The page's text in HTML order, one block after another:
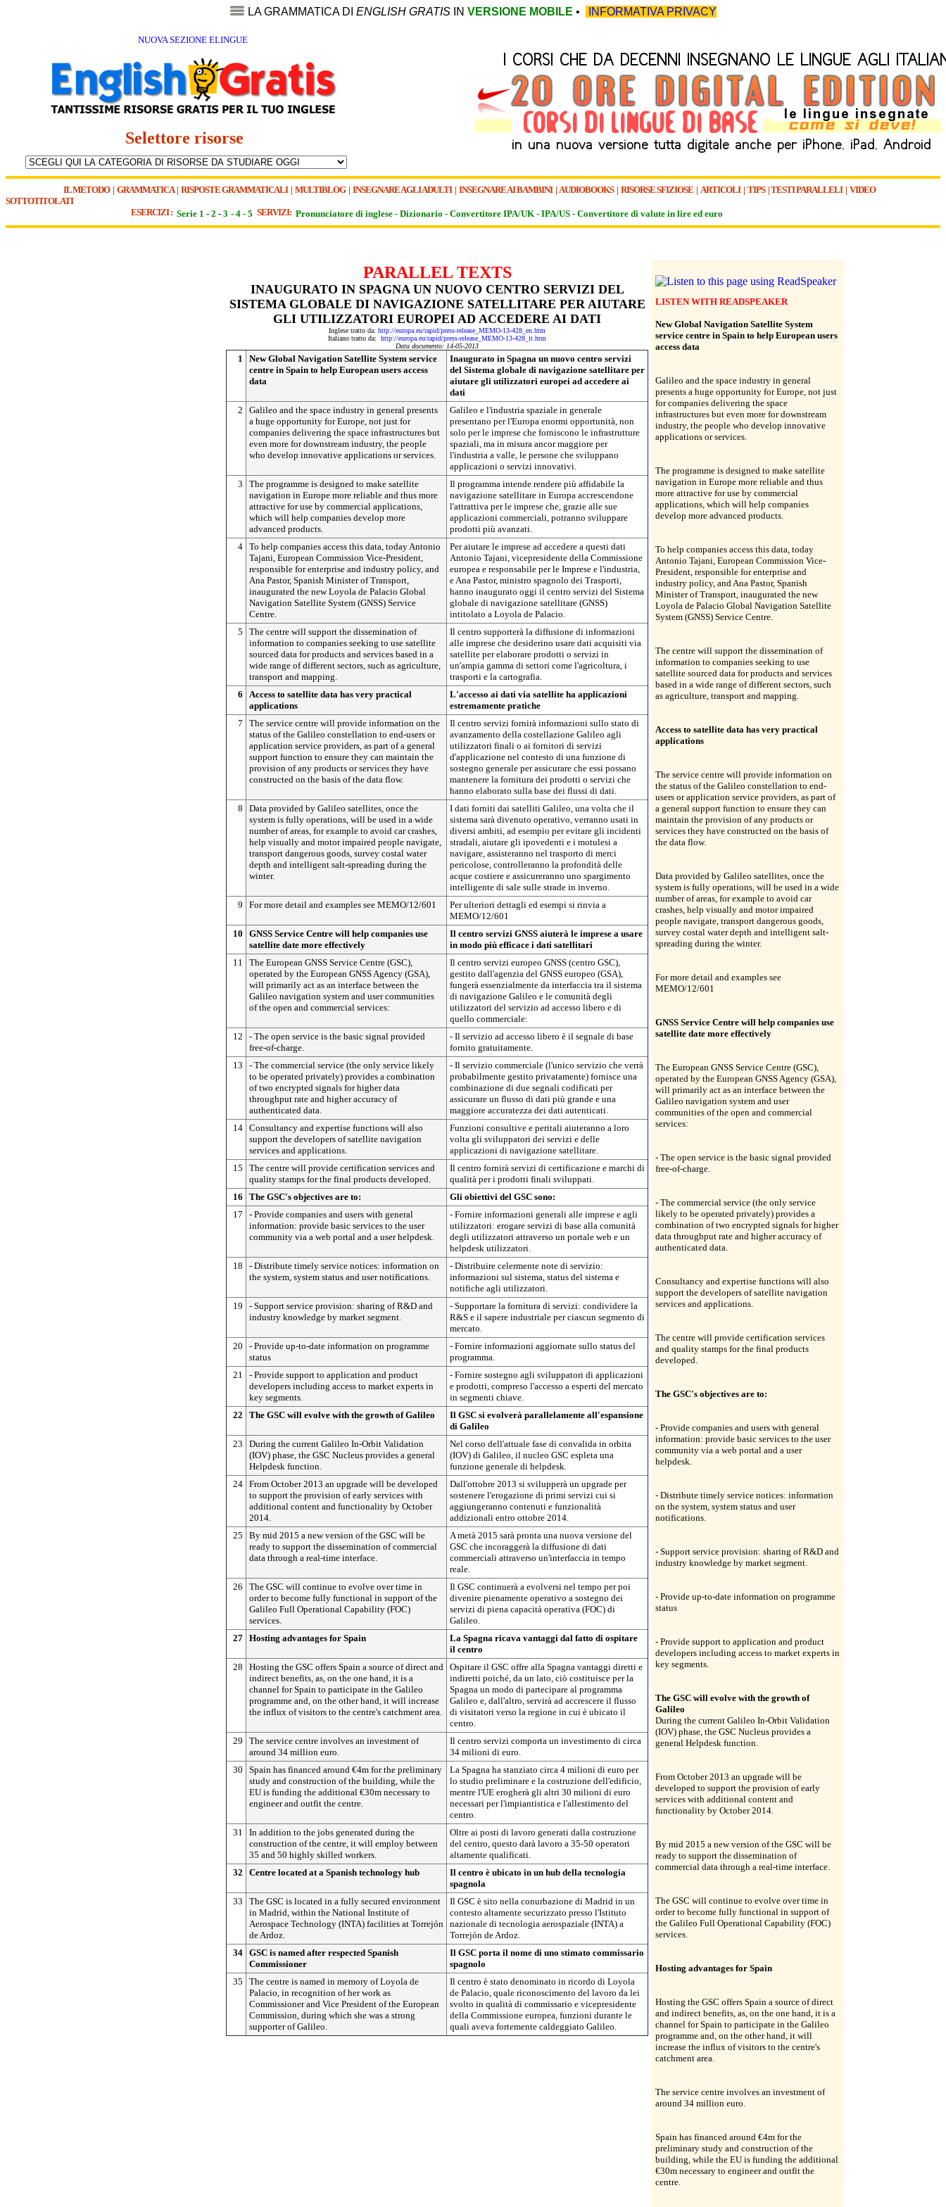
LA GRAMMATICA DI ENGLISH GRATIS IN VERSIONE MOBILE • INFORMATIVA PRIVACY
NUOVA SEZIONE ELINGUE
Selettore risorse
IL METODO| GRAMMATICA| RISPOSTE GRAMMATICALI| MULTIBLOG| INSEGNARE AGLI ADULTI | INSEGNARE AI BAMBINI| AUDIOBOOKS| RISORSE SFIZIOSE | ARTICOLI| TIPS|TESTI PARALLELI| VIDEO
SOTTOTITOLATI
ESERCIZI : Serie 1 - 2 - 3 - 4 - 5 SERVIZI: Pronunciatore di inglese - Dizionario - Convertitore IPA/UK - IPA/US - Convertitore di valute in lire ed euro
PARALLEL TEXTS
INAUGURATO IN SPAGNA UN NUOVO CENTRO SERVIZI DEL
SISTEMA GLOBALE DI NAVIGAZIONE SATELLITARE PER AIUTARE
GLI UTILIZZATORI EUROPEI AD ACCEDERE AI DATI
Inglese tratto da: http://europa.eu/rapid/press-release_MEMO-13-428_en.htm
Italiano tratto da: http://europa.eu/rapid/press-release_MEMO-13-428_it.htm
Data documento: 14-05-2013
1
New Global Navigation Satellite System service
centre in Spain to help European users access
data
Inaugurato in Spagna un nuovo centro servizi
del Sistema globale di navigazione satellitare per
aiutare gli utilizzatori europei ad accedere ai
dati
2
Galileo and the space industry in general presents
a huge opportunity for Europe, not just for
companies delivering the space infrastructures but
even more for downstream industry, the people
who develop innovative applications or services.
Galileo e l'industria spaziale in generale
presentano per l'Europa enormi opportunità, non
solo per le imprese che forniscono le infrastrutture
spaziali, ma in misura ancor maggiore per
l'industria a valle, le persone che sviluppano
applicazioni o servizi innovativi.
3
The programme is designed to make satellite
navigation in Europe more reliable and thus more
attractive for use by commercial applications,
which will help companies develop more
advanced products.
Il programma intende rendere più affidabile la
navigazione satellitare in Europa accrescendone
l'attrattiva per le imprese che, grazie alle sue
applicazioni commerciali, potranno sviluppare
prodotti più avanzati.
4 To help companies access this data, today Antonio
Tajani, European Commission Vice-President,
responsible for enterprise and industry policy, and
Ana Pastor, Spanish Minister of Transport,
inaugurated the new Loyola de Palacio Global
Navigation Satellite System (GNSS) Service
Centre.
Per aiutare le imprese ad accedere a questi dati
Antonio Tajani, vicepresidente della Commissione
europea e responsabile per le Imprese e l'industria,
e Ana Pastor, ministro spagnolo dei Trasporti,
hanno inaugurato oggi il centro servizi del Sistema
globale di navigazione satellitare (GNSS)
intitolato a Loyola de Palacio.
5
The centre will support the dissemination of
information to companies seeking to use satellite
sourced data for products and services based in a
wide range of different sectors, such as agriculture,
transport and mapping.
Il centro supporterà la diffusione di informazioni
alle imprese che desiderino usare dati acquisiti via
satellite per elaborare prodotti o servizi in
un'ampia gamma di settori come l'agricoltura, i
trasporti e la cartografia.
6
Access to satellite data has very practical
applications
L'accesso ai dati via satellite ha applicazioni
estremamente pratiche
7
The service centre will provide information on the
status of the Galileo constellation to end-users or
application service providers, as part of a general
support function to ensure they can maintain the
provision of any products or services they have
constructed on the basis of the data flow.
Il centro servizi fornirà informazioni sullo stato di
avanzamento della costellazione Galileo agli
utilizzatori finali o ai fornitori di servizi
d'applicazione nel contesto di una funzione di
sostegno generale per assicurare che essi possano
mantenere la fornitura dei prodotti o servizi che
hanno elaborato sulla base dei flussi di dati.
8
Data provided by Galileo satellites, once the
system is fully operations, will be used in a wide
number of areas, for example to avoid car crashes,
help visually and motor impaired people navigate,
transport dangerous goods, survey costal water
depth and intelligent salt-spreading during the
winter.
I dati forniti dai satelliti Galileo, una volta che il
sistema sarà divenuto operativo, verranno usati in
diversi ambiti, ad esempio per evitare gli incidenti
stradali, aiutare gli ipovedenti e i motulesi a
navigare, assisteranno nel trasporto di merci
pericolose, controlleranno la profondità delle
acque costiere e assicureranno uno spargimento
intelligente di sale sulle strade in inverno.
9
For more detail and examples see MEMO/12/601
Per ulteriori dettagli ed esempi si rinvia a
MEMO/12/601
10
GNSS Service Centre will help companies use
satellite date more effectively
Il centro servizi GNSS aiuterà le imprese a usare
in modo più efficace i dati satellitari
11
The European GNSS Service Centre (GSC),
operated by the European GNSS Agency (GSA),
will primarily act as an interface between the
Galileo navigation system and user communities
of the open and commercial services:
Il centro servizi europeo GNSS (centro GSC),
gestito dall'agenzia del GNSS europeo (GSA),
fungerà essenzialmente da interfaccia tra il sistema
di navigazione Galileo e le comunità degli
utilizzatori del servizio ad accesso libero e di
quello commerciale:
12
- The open service is the basic signal provided
free-of-charge.
- Il servizio ad accesso libero è il segnale di base
fornito gratuitamente.
13
- The commercial service (the only service likely
to be operated privately) provides a combination
of two encrypted signals for higher data
throughput rate and higher accuracy of
authenticated data.
- Il servizio commerciale (l'unico servizio che verrà
probabilmente gestito privatamente) fornisce una
combinazione di due segnali codificati per
assicurare un flusso di dati più grande e una
maggiore accuratezza dei dati autenticati.
14 Consultancy and expertise functions will also
support the developers of satellite navigation
services and applications.
Funzioni consultive e peritali aiuteranno a loro
volta gli sviluppatori dei servizi e delle
applicazioni di navigazione satellitare.
15
The centre will provide certification services and
quality stamps for the final products developed.
Il centro fornirà servizi di certificazione e marchi di
qualità per i prodotti finali sviluppati.
16
The GSC's objectives are to:
Gli obiettivi del GSC sono:
17
- Provide companies and users with general
information: provide basic services to the user
community via a web portal and a user helpdesk.
- Fornire informazioni generali alle imprese e agli
utilizzatori: erogare servizi di base alla comunità
degli utilizzatori attraverso un portale web e un
helpdesk utilizzatori.
18
- Distribute timely service notices: information on
the system, system status and user notifications.
- Distribuire celermente note di servizio:
informazioni sul sistema, status del sistema e
notifiche agli utilizzatori.
19
- Support service provision: sharing of R&D and
industry knowledge by market segment.
- Supportare la fornitura di servizi: condividere la
R&S e il sapere industriale per ciascun segmento di
mercato.
20
- Provide up-to-date information on programme
status
- Fornire informazioni aggiornate sullo status del
programma.
21
- Provide support to application and product
developers including access to market experts in
key segments.
- Fornire sostegno agli sviluppatori di applicazioni
e prodotti, compreso l'accesso a esperti del mercato
in segmenti chiave.
22
The GSC will evolve with the growth of Galileo
Il GSC si evolverà parallelamente all'espansione
di Galileo
23
During the current Galileo In-Orbit Validation
(IOV) phase, the GSC Nucleus provides a general
Helpdesk function.
Nel corso dell'attuale fase di convalida in orbita
(IOV) di Galileo, il nucleo GSC espleta una
funzione generale di helpdesk.
24 From October 2013 an upgrade will be developed
to support the provision of early services with
additional content and functionality by October
2014.
Dall'ottobre 2013 si svilupperà un upgrade per
sostenere l'erogazione di primi servizi cui si
aggiungeranno contenuti e funzionalità
addizionali entro ottobre 2014.
25
By mid 2015 a new version of the GSC will be
ready to support the dissemination of commercial
data through a real-time interface.
A metà 2015 sarà pronta una nuova versione del
GSC che incoraggerà la diffusione di dati
commerciali attraverso un'interfaccia in tempo
reale.
26
The GSC will continue to evolve over time in
order to become fully functional in support of the
Galileo Full Operational Capability (FOC)
services.
Il GSC continuerà a evolversi nel tempo per poi
divenire pienamente operativo a sostegno dei
servizi di piena capacità operativa (FOC) di
Galileo.
27 Hosting advantages for Spain
La Spagna ricava vantaggi dal fatto di ospitare
il centro
28
Hosting the GSC offers Spain a source of direct and
indirect benefits, as, on the one hand, it is a
channel for Spain to participate in the Galileo
programme and, on the other hand, it will increase
the influx of visitors to the centre's catchment area.
Ospitare il GSC offre alla Spagna vantaggi diretti e
indiretti poiché, da un lato, ciò costituisce per la
Spagna un modo di partecipare al programma
Galileo e, dall'altro, servirà ad accrescere il flusso
di visitatori verso la regione in cui è ubicato il
centro.
29
The service centre involves an investment of
around 34 million euro.
Il centro servizi comporta un investimento di circa
34 milioni di euro.
30
Spain has financed around €4m for the preliminary
study and construction of the building, while the
EU is funding the additional €30m necessary to
engineer and outfit the centre.
La Spagna ha stanziato circa 4 milioni di euro per
lo studio preliminare e la costruzione dell'edificio,
mentre l'UE erogherà gli altri 30 milioni di euro
necessari per l'impiantistica e l'allestimento del
centro.
31
In addition to the jobs generated during the
construction of the centre, it will employ between
35 and 50 highly skilled workers.
Oltre ai posti di lavoro generati dalla costruzione
del centro, questo darà lavoro a 35-50 operatori
altamente qualificati.
32
Centre located at a Spanish technology hub
Il centro è ubicato in un hub della tecnologia
spagnola
33
The GSC is located in a fully secured environment
in Madrid, within the National Institute of
Aerospace Technology (INTA) facilities at Torrejón
de Ardoz.
Il GSC è sito nella conurbazione di Madrid in un
contesto altamente securizzato presso l'Istituto
nazionale di tecnologia aerospaziale (INTA) a
Torrejón de Ardoz.
34 GSC is named after respected Spanish
Commissioner
Il GSC porta il nome di uno stimato commissario
spagnolo
35
The centre is named in memory of Loyola de
Palacio, in recognition of her work as
Commissioner and Vice President of the European
Commission, during which she was a strong
supporter of Galileo.
Il centro è stato denominato in ricordo di Loyola
de Palacio, quale riconoscimento del lavoro da lei
svolto in qualità di commissario e vicepresidente
della Commissione europea, funzioni durante le
quali aveva fortemente caldeggiato Galileo.
LISTEN WITH READSPEAKER
New Global Navigation Satellite System
service centre in Spain to help European users
access data
Galileo and the space industry in general
presents a huge opportunity for Europe, not just
for companies delivering the space
infrastructures but even more for downstream
industry, the people who develop innovative
applications or services.
The programme is designed to make satellite
navigation in Europe more reliable and thus
more attractive for use by commercial
applications, which will help companies
develop more advanced products.
To help companies access this data, today
Antonio Tajani, European Commission Vice-
President, responsible for enterprise and
industry policy, and Ana Pastor, Spanish
Minister of Transport, inaugurated the new
Loyola de Palacio Global Navigation Satellite
System (GNSS) Service Centre.
The centre will support the dissemination of
information to companies seeking to use
satellite sourced data for products and services
based in a wide range of different sectors, such
as agriculture, transport and mapping.
Access to satellite data has very practical
applications
The service centre will provide information on
the status of the Galileo constellation to end-
users or application service providers, as part of
a general support function to ensure they can
maintain the provision of any products or
services they have constructed on the basis of
the data flow.
Data provided by Galileo satellites, once the
system is fully operations, will be used in a wide
number of areas, for example to avoid car
crashes, help visually and motor impaired
people navigate, transport dangerous goods,
survey costal water depth and intelligent salt-
spreading during the winter.
For more detail and examples see
MEMO/12/601
GNSS Service Centre will help companies use
satellite date more effectively
The European GNSS Service Centre (GSC),
operated by the European GNSS Agency (GSA),
will primarily act as an interface between the
Galileo navigation system and user
communities of the open and commercial
services:
- The open service is the basic signal provided
free-of-charge.
- The commercial service (the only service
likely to be operated privately) provides a
combination of two encrypted signals for higher
data throughput rate and higher accuracy of
authenticated data.
Consultancy and expertise functions will also
support the developers of satellite navigation
services and applications.
The centre will provide certification services
and quality stamps for the final products
developed.
The GSC's objectives are to:
- Provide companies and users with general
information: provide basic services to the user
community via a web portal and a user
helpdesk.
- Distribute timely service notices: information
on the system, system status and user
notifications.
- Support service provision: sharing of R&D and
industry knowledge by market segment.
- Provide up-to-date information on programme
status
- Provide support to application and product
developers including access to market experts in
key segments.
The GSC will evolve with the growth of
Galileo
During the current Galileo In-Orbit Validation
(IOV) phase, the GSC Nucleus provides a
general Helpdesk function.
From October 2013 an upgrade will be
developed to support the provision of early
services with additional content and
functionality by October 2014.
By mid 2015 a new version of the GSC will be
ready to support the dissemination of
commercial data through a real-time interface.
The GSC will continue to evolve over time in
order to become fully functional in support of
the Galileo Full Operational Capability (FOC)
services.
Hosting advantages for Spain
Hosting the GSC offers Spain a source of direct
and indirect benefits, as, on the one hand, it is a
channel for Spain to participate in the Galileo
programme and, on the other hand, it will
increase the influx of visitors to the centre's
catchment area.
The service centre involves an investment of
around 34 million euro.
Spain has financed around €4m for the
preliminary study and construction of the
building, while the EU is funding the additional
€30m necessary to engineer and outfit the
centre.